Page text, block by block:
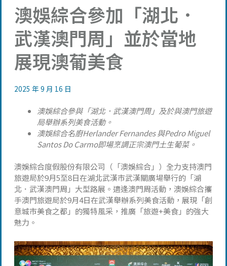
澳娛綜合參加「湖北．
武漢澳門周」並於當地
展現澳葡美食
2025 年 9 月 16 日
澳娛綜合參與「湖北．武漢澳門周」及於與澳門旅遊
局舉辦系列美食活動。
澳娛綜合名廚Herlander Fernandes與Pedro Miguel
Santos Do Carmo即場烹調正宗澳門土生葡菜。
澳娛綜合度假股份有限公司（「澳娛綜合」）全力支持澳門
旅遊局於9月5至8日在湖北武漢市武漢關廣場舉行的「湖
北．武漢澳門周」大型路展。適逢澳門周活動，澳娛綜合攜
手澳門旅遊局於9月4日在武漢舉辦系列美食活動，展現「創
意城市美食之都」的獨特風采，推廣「旅遊+美食」的強大
魅力。